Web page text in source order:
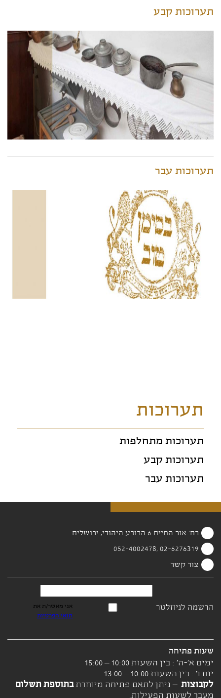
תערוכות קבע
תערוכות עבר
תערוכות
תערוכות מתחלפות
תערוכות קבע
תערוכות עבר
רח' אור החיים 6 הרובע היהודי, ירושלים
02-6276319 ,052-4002478
צור קשר
הרשמה לניוזלטר
אני מאשר/ת את
תנאי הפרטיות
שעות פתיחה
ימים א'-ה' : בין השעות 10:00 – 15:00
יום ו' : בין השעות 10:00 – 13:00
לקבוצות – ניתן לתאם פתיחה מיוחדתבתוספת תשלום
מעבר לשעות הפעילות.